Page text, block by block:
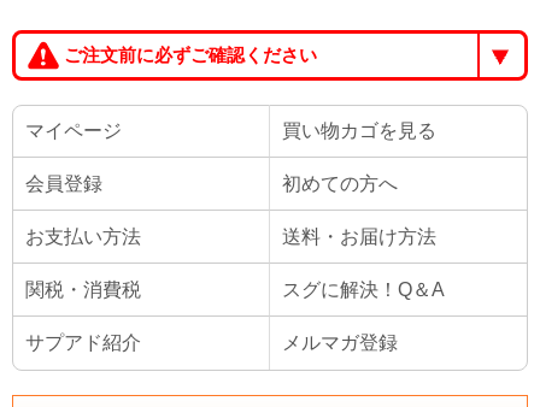
ご注文前に必ずご確認ください
マイページ 買い物カゴを見る
会員登録 初めての方へ
お支払い方法 送料・お届け方法
関税・消費税 スグに解決！Q＆A
サプアド紹介 メルマガ登録